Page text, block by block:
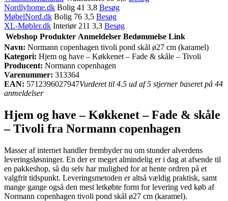
Nordlyhome.dk Bolig 41 3,8 Besøg
MøbelNord.dk Bolig 76 3,5 Besøg
XL-Møbler.dk Interiør 211 3,3 Besøg
Webshop Produkter Anmeldelser Bedømmelse Link
Navn: Normann copenhagen tivoli pond skål ø27 cm (karamel)
Kategori: Hjem og have – Køkkenet – Fade & skåle – Tivoli
Producent: Normann copenhagen
Varenummer: 313364
EAN: 5712396027947Vurderet til 4.5 ud af 5 stjerner baseret på 44
anmeldelser
Hjem og have – Køkkenet – Fade & skåle
– Tivoli fra Normann copenhagen
Masser af internet handler frembyder nu om stunder alverdens
leveringsløsninger. En der er meget almindelig er i dag at afsende til
en pakkeshop, så du selv har mulighed for at hente ordren på et
valgfrit tidspunkt. Leveringsmetoden er altså vældig praktisk, samt
mange gange også den mest letkøbte form for levering ved køb af
Normann copenhagen tivoli pond skål ø27 cm (karamel).